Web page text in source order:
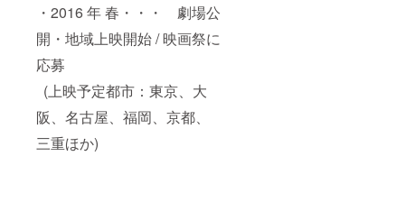
・2016 年 春・・・ 劇場公
開・地域上映開始 / 映画祭に
応募
(上映予定都市：東京、大
阪、名古屋、福岡、京都、
三重ほか)